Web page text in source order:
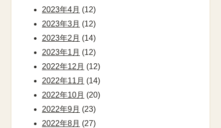
2023年4月 (12)
2023年3月 (12)
2023年2月 (14)
2023年1月 (12)
2022年12月 (12)
2022年11月 (14)
2022年10月 (20)
2022年9月 (23)
2022年8月 (27)